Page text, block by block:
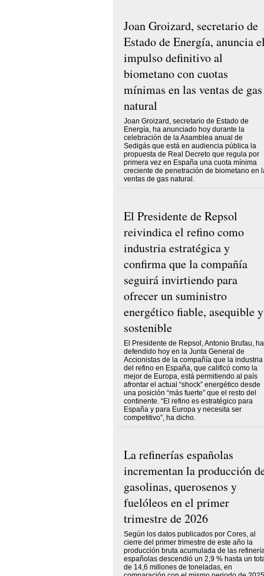
Joan Groizard, secretario de
Estado de Energía, anuncia
impulso definitivo al
biometano con cuotas
mínimas en las ventas de gas
natural
Joan Groizard, secretario de Estado de
Energía, ha anunciado hoy durante la
celebración de la Asamblea anual de
Sedigás que está en audiencia pública la
propuesta de Real Decreto que regula por
primera vez en España una cuota mínima
creciente de penetración de biometano en
ventas de gas natural.
El Presidente de Repsol
reivindica el refino como
industria estratégica y
confirma que la compañía
seguirá invirtiendo para
ofrecer un suministro
energético fiable, asequible y
sostenible
El Presidente de Repsol, Antonio Brufau, ha
defendido hoy en la Junta General de
Accionistas de la compañía que la industria
del refino en España, que calificó como la
mejor de Europa, está permitiendo al país
afrontar el actual “shock” energético desde
una posición “más fuerte” que el resto del
continente. “El refino es estratégico para
España y para Europa y necesita ser
competitivo”, ha dicho.
La refinerías españolas
incrementan la producción
gasolinas, querosenos y
fuelóleos en el primer
trimestre de 2026
Según los datos publicados por Cores, al
cierre del primer trimestre de este año la
producción bruta acumulada de las
españolas descendió un 2,9 % hasta un
de 14,6 millones de toneladas, en